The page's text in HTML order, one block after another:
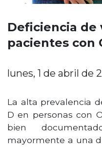
Deficiencia de
pacientes con
lunes, 1 de abril de
La alta prevalencia
D en personas con
bien
mayormente a una